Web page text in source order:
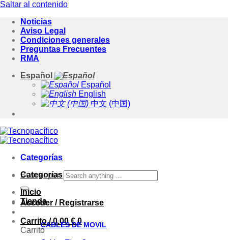
Saltar al contenido
Noticias
Aviso Legal
Condiciones generales
Preguntas Frecuentes
RMA
Español
Español
English
中文 (中国)
Categorías
Buscar por:
Acceder / Registrarse
Carrito /0.00€ 0
Carrito
Categorías
Inicio
Tienda
CABLES DE MOVIL